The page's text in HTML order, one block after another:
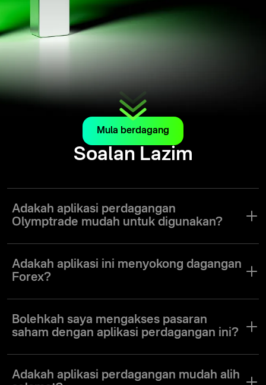
Mula berdagang
Soalan Lazim
Adakah aplikasi perdagangan
Olymptrade mudah untuk digunakan?
pedagang dari semua tahap pengalaman untuk menavigasi antara
muka dan menggunakan pelbagai alat perdagangan dengan
Adakah aplikasi ini menyokong dagangan
Forex?
serta mod perdagangan lain yang memenuhi keperluan pengguna
dengan pelbagai gaya dan pilihan perdagangan.
Bolehkah saya mengakses pasaran
saham dengan aplikasi perdagangan ini?
pelbagai jenis saham, mata wang, indeks, dan aset lain di pelbagai
Adakah aplikasi perdagangan mudah alih